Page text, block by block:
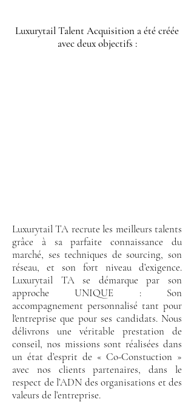
Luxurytail Talent Acquisition a été créée
avec deux objectifs :
Luxurytail TA recrute les meilleurs talents
grâce à sa parfaite connaissance du
marché, ses techniques de sourcing, son
réseau, et son fort niveau d’exigence.
Luxurytail TA se démarque par son
approche UNIQUE : Son
accompagnement personnalisé tant pour
l'entreprise que pour ses candidats. Nous
délivrons une véritable prestation de
conseil, nos missions sont réalisées dans
un état d’esprit de « Co-Constuction »
avec nos clientspartenaires, dans le
respect de l’ADN des organisations et des
valeurs de l’entreprise.